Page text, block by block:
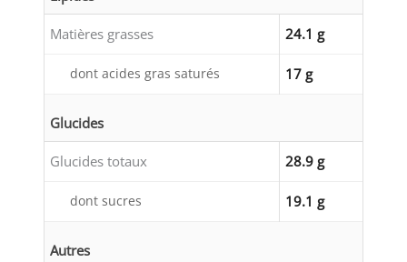
Matières grasses 24.1 g
dont acides gras saturés 17 g
Glucides
Glucides totaux 28.9 g
dont sucres 19.1 g
Autres